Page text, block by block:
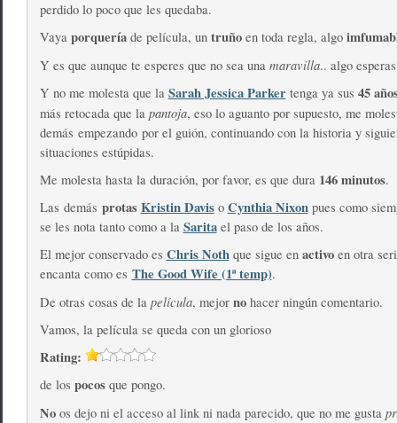
perdido lo poco que les quedaba.
Vaya porqueríade película, un truñoen toda regla, algo
Y es que aunque te esperes que no sea una maravilla.. algo
Y no me molesta que la Sarah Jessica Parkertenga ya sus 45
más retocada que la pantoja, eso lo aguanto por supuesto, me
demás empezando por el guión, continuando con la historia y
situaciones estúpidas.
Me molesta hasta la duración, por favor, es que dura 146 minutos.
Las demás protas Kristin Daviso Cynthia Nixonpues como
se les nota tanto como a la Saritael paso de los años.
El mejor conservado es Chris Nothque sigue en activoen otra
encanta como es The Good Wife (1ª temp).
De otras cosas de la película, mejor nohacer ningún comentario.
Vamos, la película se queda con un glorioso
Rating:
de los pocosque pongo.
Noos dejo ni el acceso al link ni nada parecido, que no me gusta